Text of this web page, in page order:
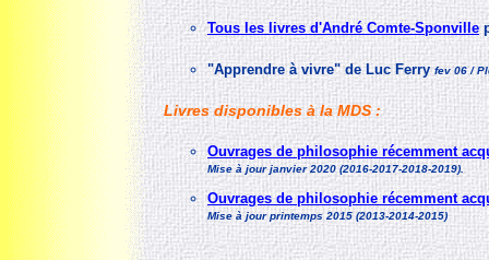
Tous les livres d'André Comte-Sponville
"Apprendre à vivre" de Luc Ferry fev 06 /
Livres disponibles à la MDS :
Ouvrages de philosophie récemment
Mise à jour janvier 2020 (2016-2017-2018-2019).
Ouvrages de philosophie récemment
Mise à jour printemps 2015 (2013-2014-2015)